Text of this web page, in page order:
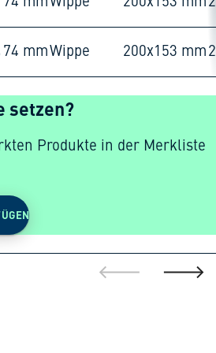
74 mmWippe 200x153 mm
setzen?
Produkte in der Merkliste
gehe zur gehe